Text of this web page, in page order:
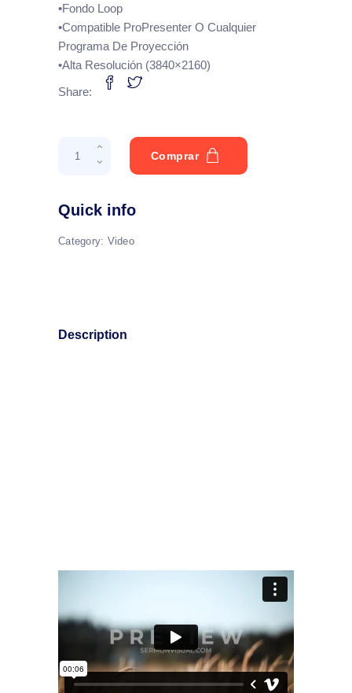
•Fondo Loop
•Compatible ProPresenter O Cualquier
Programa De Proyección
•Alta Resolución (3840×2160)
Share:
Comprar
Quick info
Category: Video
Description